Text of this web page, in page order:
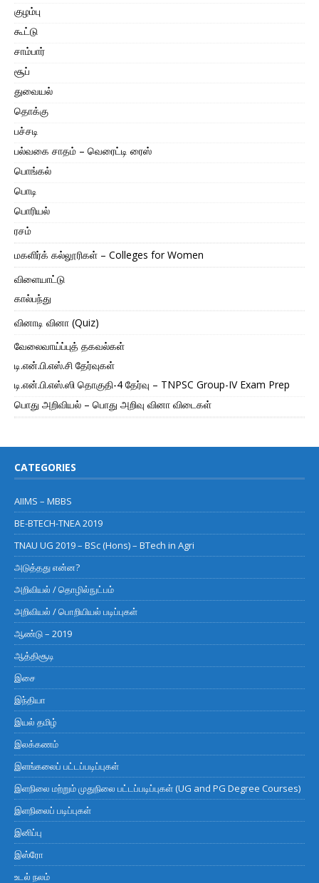
குழம்பு
கூட்டு
சாம்பார்
சூப்
துவையல்
தொக்கு
பச்சடி
பல்வகை சாதம் – வெரைட்டி ரைஸ்
பொங்கல்
பொடி
பொரியல்
ரசம்
மகளிர்க் கல்லூரிகள் – Colleges for Women
விளையாட்டு
கால்பந்து
வினாடி வினா (Quiz)
வேலைவாய்ப்புத் தகவல்கள்
டி.என்.பி.எஸ்.சி தேர்வுகள்
டி.என்.பி.எஸ்.ஸி தொகுதி-4 தேர்வு – TNPSC Group-IV Exam Prep
பொது அறிவியல் – பொது அறிவு வினா விடைகள்
CATEGORIES
AIIMS – MBBS
BE-BTECH-TNEA 2019
TNAU UG 2019 – BSc (Hons) – BTech in Agri
அடுத்தது என்ன?
அறிவியல் / தொழில்நுட்பம்
அறிவியல் / பொறியியல் படிப்புகள்
ஆண்டு – 2019
ஆத்திசூடி
இசை
இந்தியா
இயல் தமிழ்
இலக்கணம்
இளங்கலைப் பட்டப்படிப்புகள்
இளநிலை மற்றும் முதுநிலை பட்டப்படிப்புகள் (UG and PG Degree Courses)
இளநிலைப் படிப்புகள்
இனிப்பு
இஸ்ரோ
உடல் நலம்